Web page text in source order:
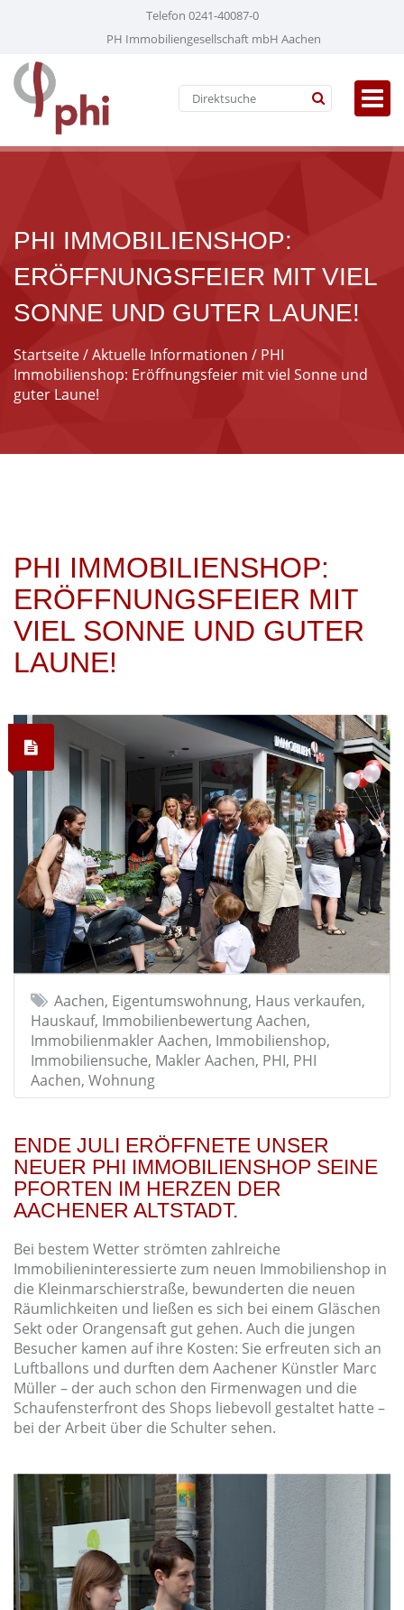
Telefon 0241-40087-0
PH Immobiliengesellschaft mbH Aachen
PHI IMMOBILIENSHOP:
ERÖFFNUNGSFEIER MIT VIEL
SONNE UND GUTER LAUNE!
Startseite/Aktuelle Informationen / PHI
Immobilienshop: Eröffnungsfeier mit viel Sonne und
guter Laune!
PHI IMMOBILIENSHOP:
ERÖFFNUNGSFEIER MIT
VIEL SONNE UND GUTER
LAUNE!
Aachen, Eigentumswohnung, Haus verkaufen,
Hauskauf, Immobilienbewertung Aachen,
Immobilienmakler Aachen, Immobilienshop,
Immobiliensuche, Makler Aachen, PHI, PHI
Aachen, Wohnung
ENDE JULI ERÖFFNETE UNSER
NEUER PHI IMMOBILIENSHOP SEINE
PFORTEN IM HERZEN DER
AACHENER ALTSTADT.
Bei bestem Wetter strömten zahlreiche
Immobilieninteressierte zum neuen Immobilienshop in
die Kleinmarschierstraße, bewunderten die neuen
Räumlichkeiten und ließen es sich bei einem Gläschen
Sekt oder Orangensaft gut gehen. Auch die jungen
Besucher kamen auf ihre Kosten: Sie erfreuten sich an
Luftballons und durften dem Aachener Künstler Marc
Müller – der auch schon den Firmenwagen und die
Schaufensterfront des Shops liebevoll gestaltet hatte –
bei der Arbeit über die Schulter sehen.